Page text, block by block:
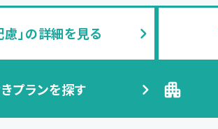
慮」の詳細を見る
プランを探す